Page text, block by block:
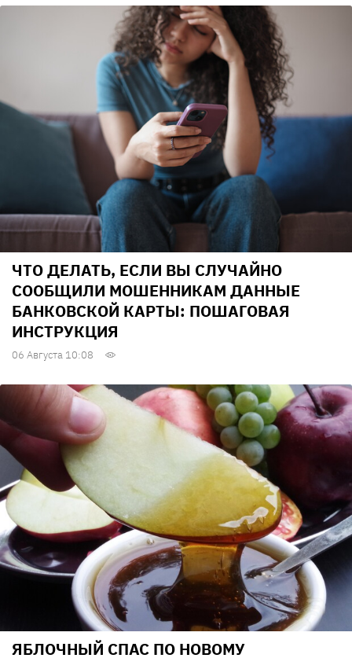
ЧТО ДЕЛАТЬ, ЕСЛИ ВЫ СЛУЧАЙНО
СООБЩИЛИ МОШЕННИКАМ ДАННЫЕ
БАНКОВСКОЙ КАРТЫ: ПОШАГОВАЯ
ИНСТРУКЦИЯ
06 Августа 10:08
ЯБЛОЧНЫЙ СПАС ПО НОВОМУ